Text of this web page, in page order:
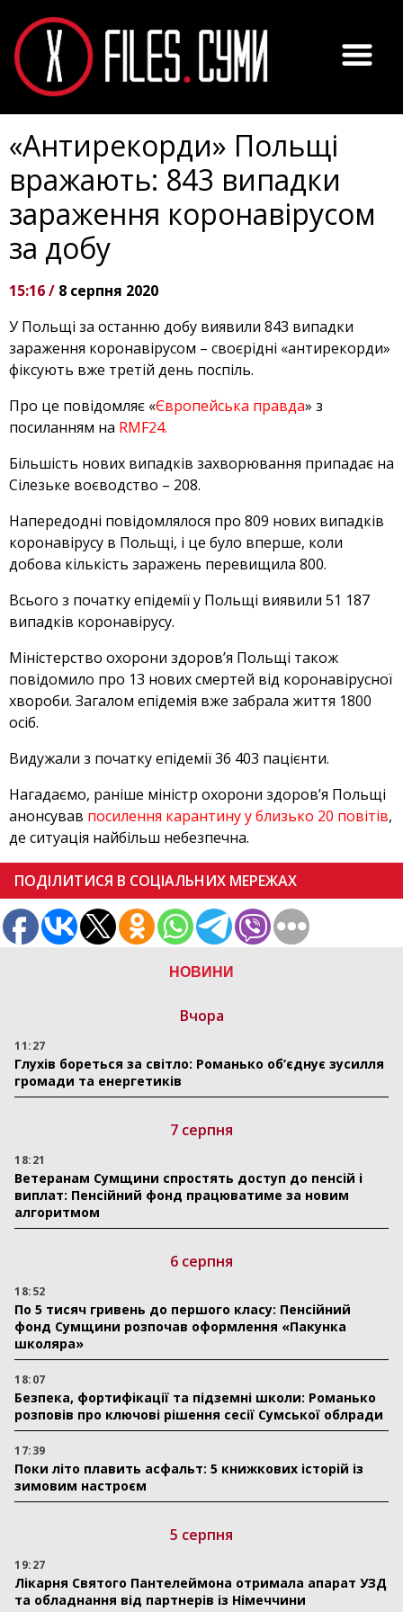
НОВИНИ
Вчора
11:27
Глухів бореться за світло: Романько об’єднує зусилля
громади та енергетиків
7 серпня
18:21
Ветеранам Сумщини спростять доступ до пенсій і
виплат: Пенсійний фонд працюватиме за новим
алгоритмом
6 серпня
18:52
По 5 тисяч гривень до першого класу: Пенсійний
фонд Сумщини розпочав оформлення «Пакунка
школяра»
18:07
Безпека, фортифікації та підземні школи: Романько
розповів про ключові рішення сесії Сумської облради
17:39
Поки літо плавить асфальт: 5 книжкових історій із
зимовим настроєм
5 серпня
19:27
Лікарня Святого Пантелеймона отримала апарат УЗД
та обладнання від партнерів із Німеччини
«Антирекорди» Польщі
вражають: 843 випадки
зараження коронавірусом
за добу
15:16 / 8 серпня 2020
У Польщі за останню добу виявили 843 випадки
зараження коронавірусом – своєрідні «антирекорди»
фіксують вже третій день поспіль.
Про це повідомляє «Європейська правда» з
посиланням на RMF24.
Більшість нових випадків захворювання припадає на
Сілезьке воєводство – 208.
Напередодні повідомлялося про 809 нових випадків
коронавірусу в Польщі, і це було вперше, коли
добова кількість заражень перевищила 800.
Всього з початку епідемії у Польщі виявили 51 187
випадків коронавірусу.
Міністерство охорони здоров’я Польщі також
повідомило про 13 нових смертей від коронавірусної
хвороби. Загалом епідемія вже забрала життя 1800
осіб.
Видужали з початку епідемії 36 403 пацієнти.
Нагадаємо, раніше міністр охорони здоров’я Польщі
анонсував посилення карантину у близько 20 повітів,
де ситуація найбільш небезпечна.
ПОДІЛИТИСЯ В СОЦІАЛЬНИХ МЕРЕЖАХ